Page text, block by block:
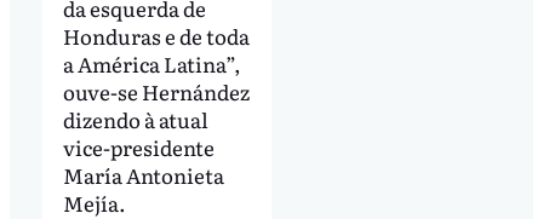
da esquerda de
Honduras e de toda
a América Latina”,
ouve-se Hernández
dizendo à atual
vice-presidente
María Antonieta
Mejía.